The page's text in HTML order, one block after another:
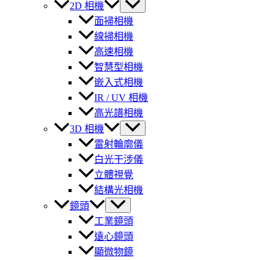
2D 相機
面掃相機
線掃相機
高速相機
智慧型相機
嵌入式相機
IR / UV 相機
高光譜相機
3D 相機
雷射輪廓儀
白光干涉儀
立體視覺
結構光相機
鏡頭
工業鏡頭
遠心鏡頭
顯微物鏡